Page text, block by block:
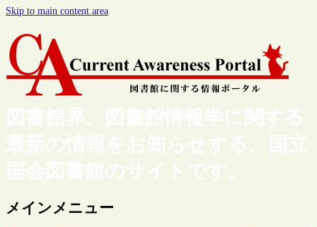
Skip to main content area
図書館界、図書館情報学に関する
最新の情報をお知らせする、国立
国会図書館のサイトです。
メインメニュー